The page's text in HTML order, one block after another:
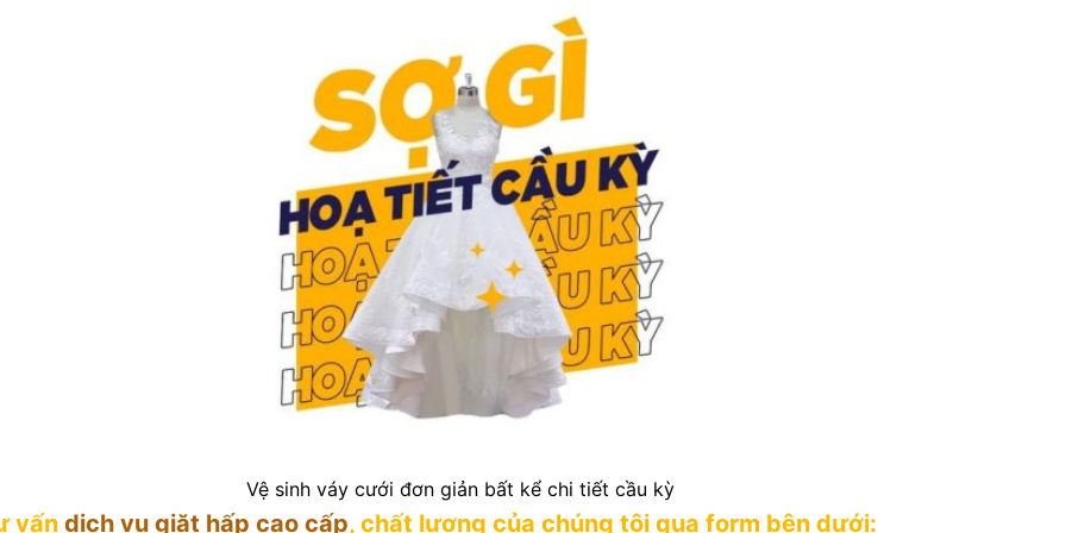
Vệ sinh váy cưới đơn giản bất kể chi tiết cầu kỳ
vấn dịch vụ giặt hấp cao cấp, chất lượng của chúng tôi qua form bên dưới: